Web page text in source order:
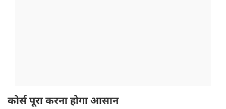
कोर्स पूरा करना होगा आसान